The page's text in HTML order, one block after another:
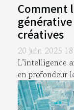
créatives
20 juin 2025
L’intelligence
en profondeur